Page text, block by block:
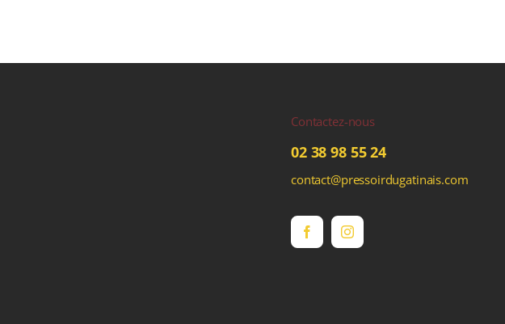
Contactez-nous
02 38 98 55 24
contact@pressoirdugatinais.com